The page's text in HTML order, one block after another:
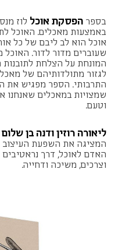
בספר הפסקת אוכל לוז
באמצעות מאכלים. האוכל
אוכל הוא לב ליבם של כל
שעוברים מדור לדור. האוכל
המונחת על הצלחת לתובנות
לגזור מתולדותיהם של
התרבותי. הספר מפגיש את
שמצויות במאכלים שאנחנו
וטעם.
ליאורה רוזין ודנה בן שלום
המציגה את השפעת העיצוב
האדם לאוכל, דרך נראטיבים
וצרכים, משיכה ודחייה.